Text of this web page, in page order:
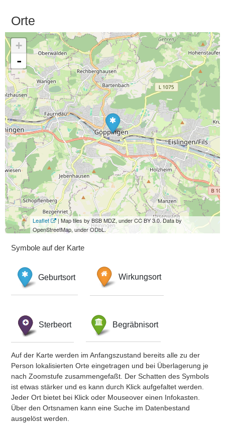
Orte
+
-
Leaflet
| Map tiles by BSB MDZ, under CC BY 3.0. Data by
OpenStreetMap, under ODbL.
Symbole auf der Karte
Geburtsort Wirkungsort
Sterbeort Begräbnisort
Auf der Karte werden im Anfangszustand bereits alle zu der
Person lokalisierten Orte eingetragen und bei Überlagerung je
nach Zoomstufe zusammengefaßt. Der Schatten des Symbols
ist etwas stärker und es kann durch Klick aufgefaltet werden.
Jeder Ort bietet bei Klick oder Mouseover einen Infokasten.
Über den Ortsnamen kann eine Suche im Datenbestand
ausgelöst werden.